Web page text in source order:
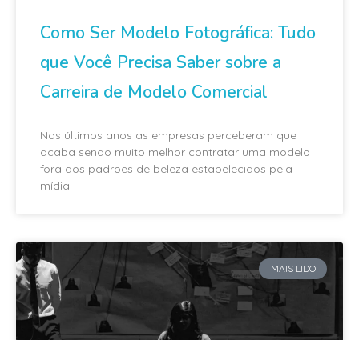
Como Ser Modelo Fotográfica: Tudo
que Você Precisa Saber sobre a
Carreira de Modelo Comercial
Nos últimos anos as empresas perceberam que
acaba sendo muito melhor contratar uma modelo
fora dos padrões de beleza estabelecidos pela
mídia
MAIS LIDO